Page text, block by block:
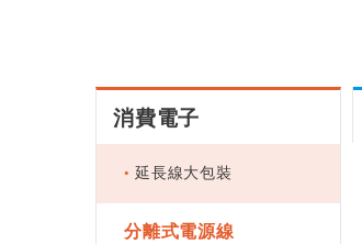
消費電子
延長線大包裝
分離式電源線